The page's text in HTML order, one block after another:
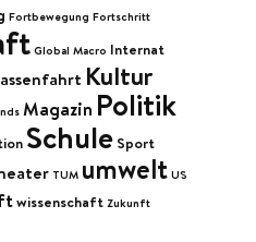
Fortbewegung Fortschritt
Global Macro Internat
Kultur
Magazin Politik
Schule Sport
TUM umwelt US
wissenschaft Zukunft